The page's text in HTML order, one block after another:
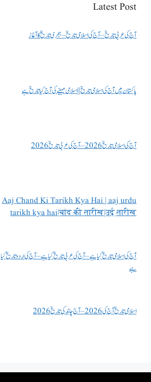
Latest Post
آج کی عربی تاریخ – آج کی اسلامی تاریخ – ہجری تاریخ کا آغاز
پاکستان میں آج کی اسلامی تاریخ || اسلامی مہینے کی آج کیا تاریخ ہے
آج کی اسلامی تاریخ 2026 – آج کی عربی تاریخ 2026
Aaj Chand Ki Tarikh Kya Hai | aaj urdu
tarikh kya hai|चांद की तारीख|उर्दू तारीख
آج کی اسلامی تاریخ کیا ہے – آج کی عربی تاریخ کیا ہے – آج کی اردو تاریخ کیا
ہے
اسلامی تاریخ آج کی 2026 – آج چاند کی تاریخ 2026